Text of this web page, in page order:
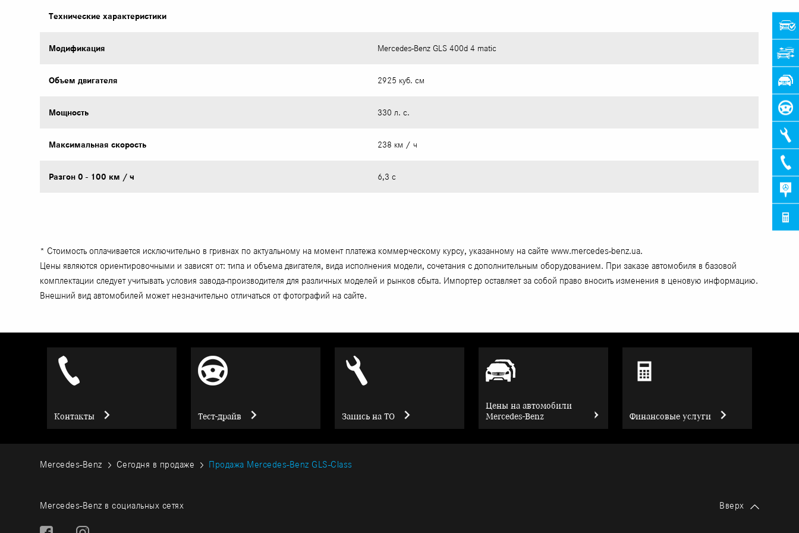
Технические характеристики
Модификация Mercedes-Benz GLS 400d 4 matic
Объем двигателя 2925 куб. см
Mощность 330 л. с.
Максимальная скорость 238 км / ч
Разгон 0 - 100 км / ч 6,3 с
* Стоимость оплачивается исключительно в гривнах по актуальному на момент платежа коммерческому курсу, указанному на сайте www.mercedes-benz.ua.
Цены являются ориентировочными и зависят от: типа и объема двигателя, вида исполнения модели, сочетания с дополнительным оборудованием. При заказе автомобиля в базовой
комплектации следует учитывать условия завода-производителя для различных моделей и рынков сбыта. Импортер оставляет за собой право вносить изменения в ценовую информацию.
Внешний вид автомобилей может незначительно отличаться от фотографий на сайте.
Контакты Тест-драйв Запись на ТО
Цены на автомобили
Mercedes-Benz
Финансовые услуги
Mercedes-Benz Сегодня в продаже Продажа Mercedes-Benz GLS-Class
Mercedes-Benz в социальных сетях Вверх